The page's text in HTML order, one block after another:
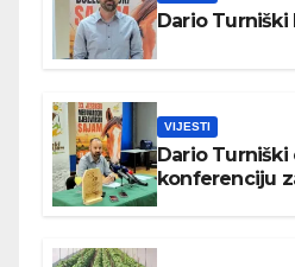
Dario Turniški
VIJESTI
Dario Turniški
konferenciju